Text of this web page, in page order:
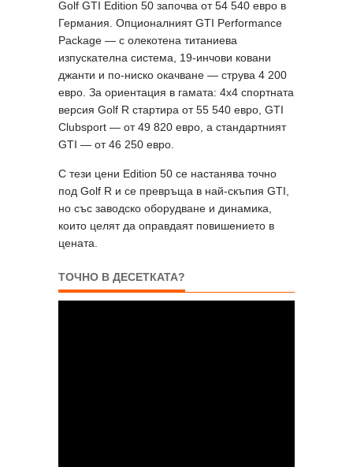
Golf GTI Edition 50 започва от 54 540 евро в
Германия. Опционалният GTI Performance
Package — с олекотена титаниева
изпускателна система, 19-инчови ковани
джанти и по-ниско окачване — струва 4 200
евро. За ориентация в гамата: 4х4 спортната
версия Golf R стартира от 55 540 евро, GTI
Clubsport — от 49 820 евро, а стандартният
GTI — от 46 250 евро.
С тези цени Edition 50 се настанява точно
под Golf R и се превръща в най-скъпия GTI,
но със заводско оборудване и динамика,
които целят да оправдаят повишението в
цената.
ТОЧНО В ДЕСЕТКАТА?